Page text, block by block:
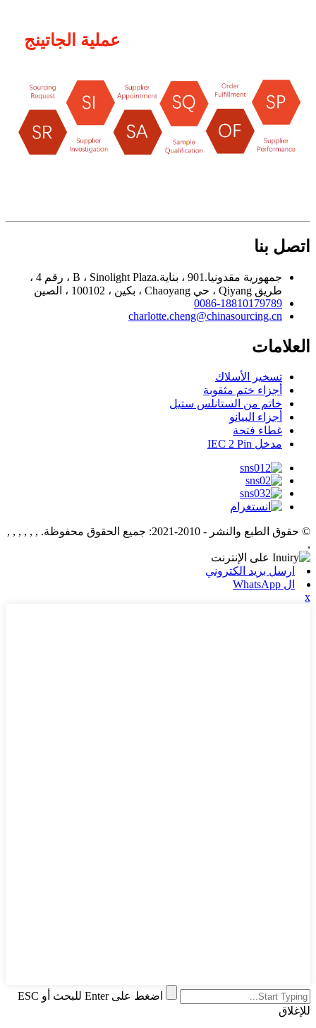
عملية الجاتينج
اتصل بنا
جمهورية مقدونيا.901 ، بناية.B ، Sinolight Plaza ، رقم 4 ،
طريق Qiyang ، حي Chaoyang ، بكين ، 100102 ، الصين
0086-18810179789
charlotte.cheng@chinasourcing.cn
العلامات
تسخير الأسلاك
أجزاء ختم مثقوبة
خاتم من الستانلس ستيل
أجزاء البيانو
غطاء فتحة
مدخل IEC 2 Pin
© حقوق الطبع والنشر - 2010-2021: جميع الحقوق محفوظة.
, , , , , ,
,
ارسل بريد الكتروني
ال WhatsApp
x
اضغط على Enter للبحث أو ESC
للإغلاق